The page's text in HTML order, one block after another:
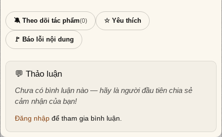
🔕 Theo dõi tác phẩm(0) ☆ Yêu thích
🚩 Báo lỗi nội dung
💬 Thảo luận
Chưa có bình luận nào — hãy là người đầu tiên chia sẻ
cảm nhận của bạn!
Đăng nhập để tham gia bình luận.